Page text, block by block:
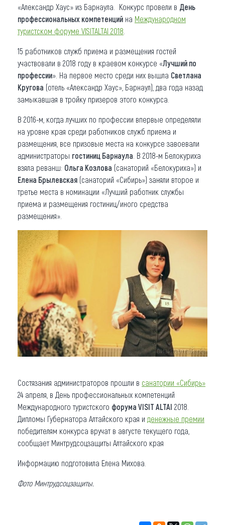
«Александр Хаус» из Барнаула. Конкурс провели в День
профессиональных компетенций на Международном
туристском форуме VISITALTAI 2018
15 работников служб приема и размещения гостей
участвовали в 2018 году в краевом конкурсе «Лучший по
профессии». На первое место среди них вышла Светлана
Кругова (отель «Александр Хаус», Барнаул), два года назад
замыкавшая в тройку призеров этого конкурса.
В 2016-м, когда лучших по профессии впервые определяли
на уровне края среди работников служб приема и
размещения, все призовые места на конкурсе завоевали
администраторы гостиниц Барнаула . В 2018-м Белокуриха
взяла реванш: Ольга Козлова (санаторий «Белокуриха») и
Елена Брылевская (санаторий «Сибирь») заняли второе и
третье места в номинации «Лучший работник службы
приема и размещения гостиниц/иного средства
размещения».
Состязания администраторов прошли в санатории «Сибирь»
24 апреля, в День профессиональных компетенций
Международного туристского форума VISIT ALTAI 2018.
Дипломы Губернатора Алтайского края и денежные премии
победителям конкурса вручат в августе текущего года,
сообщает Минтрудсоцзащиты Алтайского края
Информацию подготовила Елена Михова.
Фото Минтрудсоцзащиты.